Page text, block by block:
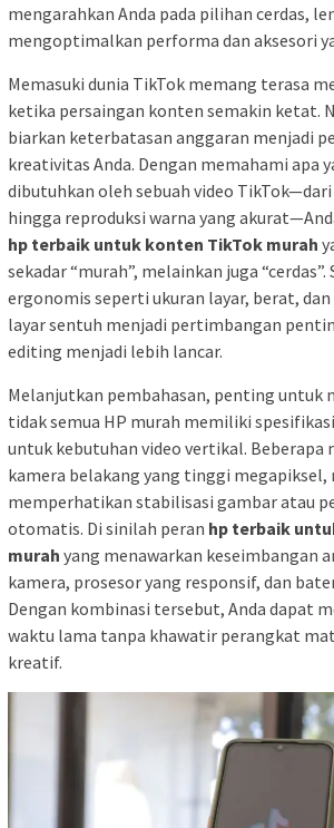
mengarahkan Anda pada pilihan cerdas,
mengoptimalkan performa dan aksesori
Memasuki dunia TikTok memang terasa
ketika persaingan konten semakin ketat.
biarkan keterbatasan anggaran menjadi
kreativitas Anda. Dengan memahami apa
dibutuhkan oleh sebuah video
hingga reproduksi warna yang
hp terbaik untuk konten TikTok murah
sekadar “murah”, melainkan juga
ergonomis seperti ukuran layar, berat,
layar sentuh menjadi pertimbangan
editing menjadi lebih lancar.
Melanjutkan pembahasan, penting untuk
tidak semua HP murah memiliki
untuk kebutuhan video vertikal. Beberapa
kamera belakang yang tinggi megapiksel,
memperhatikan stabilisasi gambar atau
otomatis. Di sinilah peran hp terbaik
murah yang menawarkan keseimbangan
kamera, prosesor yang responsif, dan
Dengan kombinasi tersebut, Anda dapat
waktu lama tanpa khawatir perangkat
kreatif.